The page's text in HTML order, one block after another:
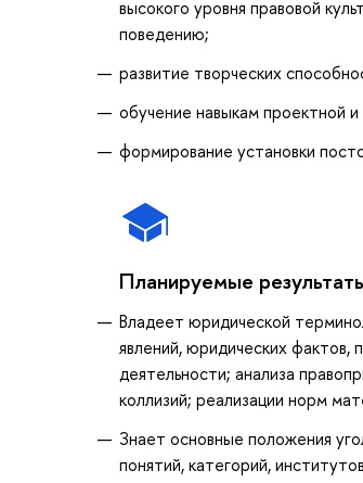
высокого уровня правовой
поведению;
развитие творческих
обучение навыкам проектной
формирование установки
Планируемые
Владеет юридической
явлений, юридических
деятельности; анализа
коллизий; реализации норм
Знает основные положения
понятий, категорий,